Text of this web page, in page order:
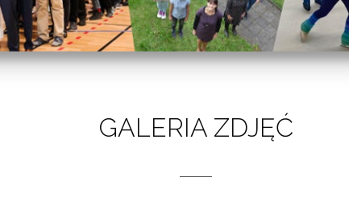
GALERIA ZDJĘĆ